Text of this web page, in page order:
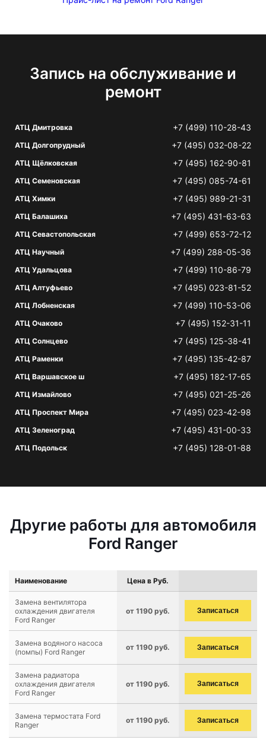
Запись на обслуживание и
ремонт
АТЦ Дмитровка +7 (499) 110-28-43
АТЦ Долгопрудный +7 (495) 032-08-22
АТЦ Щёлковская +7 (495) 162-90-81
АТЦ Семеновская +7 (495) 085-74-61
АТЦ Химки +7 (495) 989-21-31
АТЦ Балашиха +7 (495) 431-63-63
АТЦ Севастопольская +7 (499) 653-72-12
АТЦ Научный +7 (499) 288-05-36
АТЦ Удальцова +7 (499) 110-86-79
АТЦ Алтуфьево +7 (495) 023-81-52
АТЦ Лобненская +7 (499) 110-53-06
АТЦ Очаково +7 (495) 152-31-11
АТЦ Солнцево +7 (495) 125-38-41
АТЦ Раменки +7 (495) 135-42-87
АТЦ Варшавское ш +7 (495) 182-17-65
АТЦ Измайлово +7 (495) 021-25-26
АТЦ Проспект Мира +7 (495) 023-42-98
АТЦ Зеленоград +7 (495) 431-00-33
АТЦ Подольск +7 (495) 128-01-88
Другие работы для автомобиля
Ford Ranger
Наименование Цена в Руб.
Замена вентилятора
охлаждения двигателя
Ford Ranger
от 1190 руб. Записаться
Замена водяного насоса
(помпы) Ford Ranger
от 1190 руб. Записаться
Замена радиатора
охлаждения двигателя
Ford Ranger
от 1190 руб. Записаться
Замена термостата Ford
Ranger
от 1190 руб. Записаться